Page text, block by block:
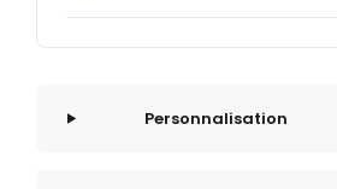
Personnalisation